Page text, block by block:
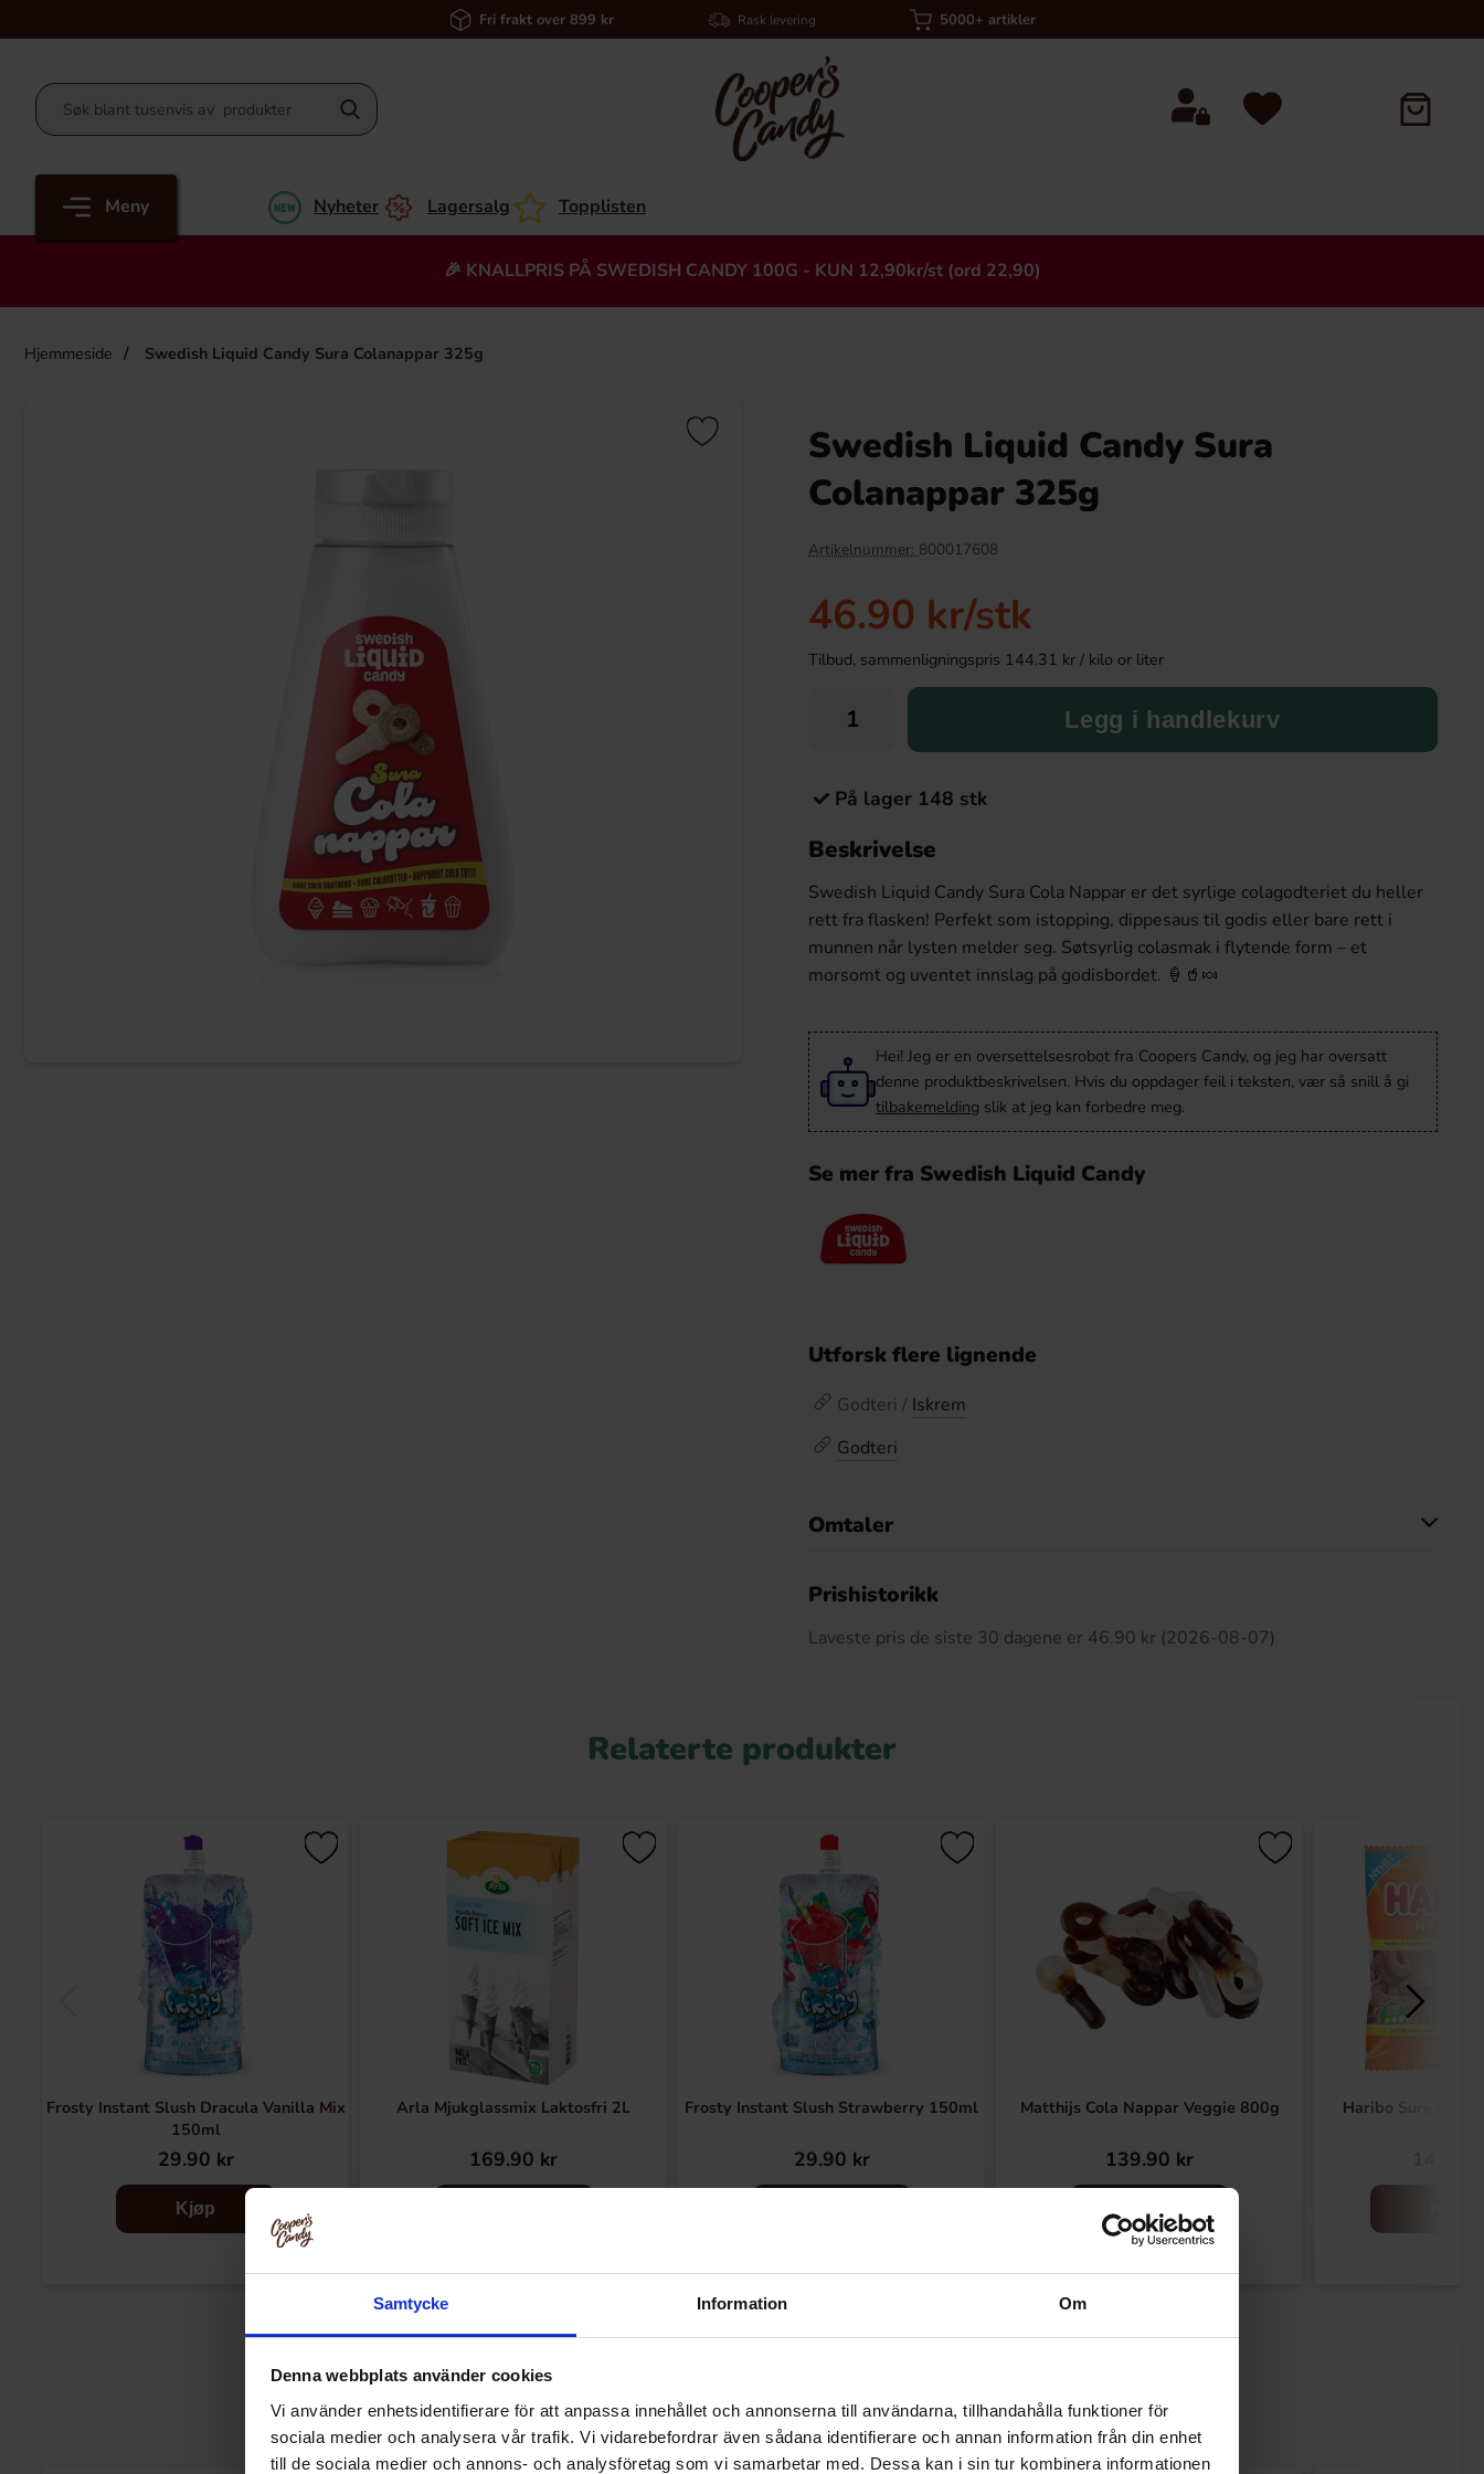
Samtycke Information Om
Denna webbplats använder cookies
Vi använder enhetsidentifierare för att anpassa innehållet och annonserna till användarna, tillhandahålla funktioner för
sociala medier och analysera vår trafik. Vi vidarebefordrar även sådana identifierare och annan information från din enhet
till de sociala medier och annons- och analysföretag som vi samarbetar med. Dessa kan i sin tur kombinera informationen
Fri frakt over 899 kr Rask levering 5000+ artikler
Meny Nyheter Lagersalg Topplisten
🎉 KNALLPRIS PÅ SWEDISH CANDY 100G - KUN 12,90kr/st (ord 22,90)
Hjemmeside Swedish Liquid Candy Sura Colanappar 325g
Heading
PEZ Refills Cola Orange 51g
Yorkshire Tea Biscuit Brew Tea Bags
79.90 kr
Köp
Millions Shaker Strawberry 82g
36.90 kr
Swedish Liquid Candy Sura
Colanappar 325g
Artikelnummer: 800017608
46.90 kr/stk
Tilbud, sammenligningspris 144.31 kr / kilo or liter
Legg i handlekurv
På lager 148 stk
Beskrivelse
Swedish Liquid Candy Sura Cola Nappar er det syrlige colagodteriet du heller
rett fra flasken! Perfekt som istopping, dippesaus til godis eller bare rett i
munnen når lysten melder seg. Søtsyrlig colasmak i flytende form – et
morsomt og uventet innslag på godisbordet. 🍦🥤🍬
Hei! Jeg er en oversettelsesrobot fra Coopers Candy, og jeg har oversatt
denne produktbeskrivelsen. Hvis du oppdager feil i teksten, vær så snill å gi
tilbakemelding slik at jeg kan forbedre meg.
Se mer fra Swedish Liquid Candy
Utforsk flere lignende
Godteri / Iskrem
Godteri
Omtaler
Prishistorikk
Laveste pris de siste 30 dagene er 46.90 kr (2026-08-07)
Relaterte produkter
Frosty Instant Slush Dracula Vanilla Mix
150ml
29.90 kr
Kjøp
Arla Mjukglassmix Laktosfri 2L
169.90 kr
Frosty Instant Slush Strawberry 150ml
29.90 kr
Matthijs Cola Nappar Veggie 800g
139.90 kr
Haribo Sure
Andre kjøpte også